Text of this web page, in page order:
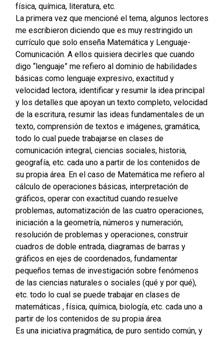
física, química, literatura, etc.
La primera vez que mencioné el tema, algunos lectores
me escribieron diciendo que es muy restringido un
currículo que solo enseña Matemática y Lenguaje-
Comunicación. A ellos quisiera decirles que cuando
digo “lenguaje” me refiero al dominio de habilidades
básicas como lenguaje expresivo, exactitud y
velocidad lectora, identificar y resumir la idea principal
y los detalles que apoyan un texto completo, velocidad
de la escritura, resumir las ideas fundamentales de un
texto, comprensión de textos e imágenes, gramática,
todo lo cual puede trabajarse en clases de
comunicación integral, ciencias sociales, historia,
geografía, etc. cada uno a partir de los contenidos de
su propia área. En el caso de Matemática me refiero al
cálculo de operaciones básicas, interpretación de
gráficos, operar con exactitud cuando resuelve
problemas, automatización de las cuatro operaciones,
iniciación a la geometría, números y numeración,
resolución de problemas y operaciones, construir
cuadros de doble entrada, diagramas de barras y
gráficos en ejes de coordenados, fundamentar
pequeños temas de investigación sobre fenómenos
de las ciencias naturales o sociales (qué y por qué),
etc. todo lo cual se puede trabajar en clases de
matemáticas , física, química, biología, etc. cada uno a
partir de los contenidos de su propia área.
Es una iniciativa pragmática, de puro sentido común, y